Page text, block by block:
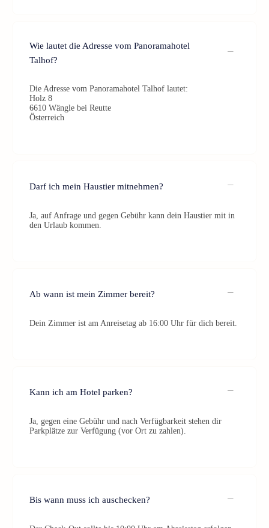
Wie lautet die Adresse vom Panoramahotel
Talhof?
Die Adresse vom Panoramahotel Talhof lautet:
Holz 8
6610 Wängle bei Reutte
Österreich
Darf ich mein Haustier mitnehmen?
Ja, auf Anfrage und gegen Gebühr kann dein Haustier mit in
den Urlaub kommen.
Ab wann ist mein Zimmer bereit?
Dein Zimmer ist am Anreisetag ab 16:00 Uhr für dich bereit.
Kann ich am Hotel parken?
Ja, gegen eine Gebühr und nach Verfügbarkeit stehen dir
Parkplätze zur Verfügung (vor Ort zu zahlen).
Bis wann muss ich auschecken?